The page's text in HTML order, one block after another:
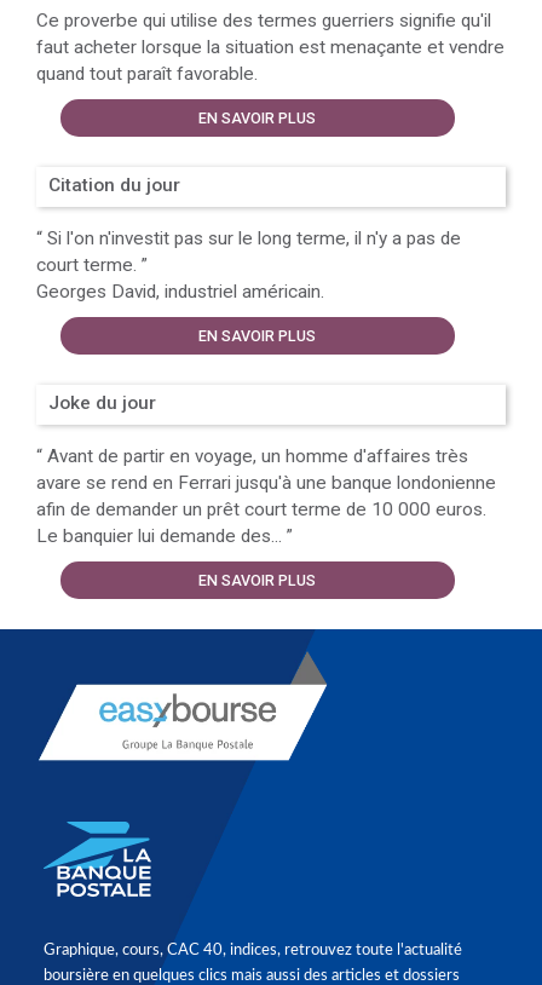
Ce proverbe qui utilise des termes guerriers signifie qu'il
faut acheter lorsque la situation est menaçante et vendre
quand tout paraît favorable.
EN SAVOIR PLUS
Citation du jour
“ Si l'on n'investit pas sur le long terme, il n'y a pas de
court terme. ”
Georges David, industriel américain.
EN SAVOIR PLUS
Joke du jour
“ Avant de partir en voyage, un homme d'affaires très
avare se rend en Ferrari jusqu'à une banque londonienne
afin de demander un prêt court terme de 10 000 euros.
Le banquier lui demande des... ”
EN SAVOIR PLUS
Graphique, cours, CAC 40, indices, retrouvez toute l'actualité
boursière en quelques clics mais aussi des articles et dossiers